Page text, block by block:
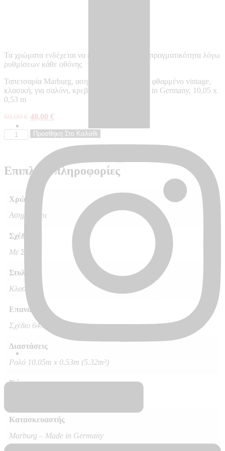
Τα χρώματα ενδέχεται να διαφέρουν από την πραγματικότητα λόγω
ρυθμίσεων κάθε οθόνης
Ταπετσαρία Marburg, ασημί, γκρι, με σχέδιο, φθαρμένο vintage,
κλασική, για σαλόνι, κρεβατοκάμαρα – Made in Germany, 10,05 x
0,53 m
60,00€ Original
was:
48,00 €Η
τιμή
48,00 €.
Ταπετσαρία
τοίχου
-
CG34291
ποσότητα
Προσθήκη Στο Καλάθι
Επιπλέον πληροφορίες
Χρώμα
Ασημί, Γκρι
Σχέδιο
Με Σχέδιο
Στυλ
Κλασικό
Επανάληψη
Σχέδιο 64/32
Διαστάσεις
Ρολό 10.05m x 0.53m (5.32m²)
Χώρος
Κατασκευαστής
Marburg – Made in Germany